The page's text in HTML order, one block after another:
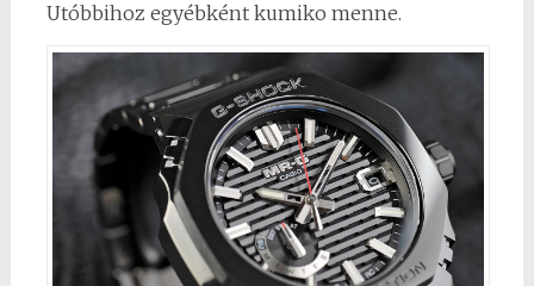
Utóbbihoz egyébként kumiko menne.